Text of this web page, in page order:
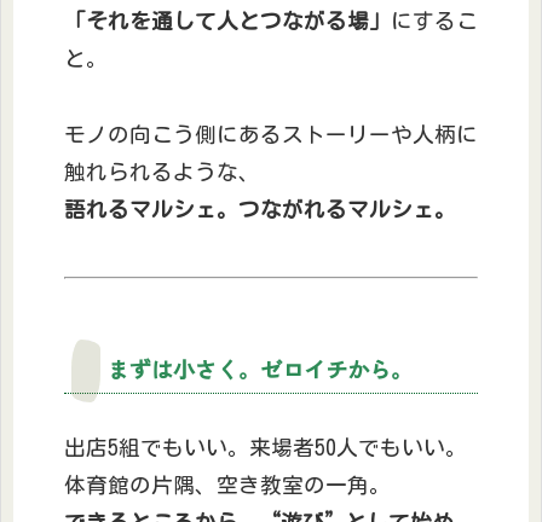
「それを通して人とつながる場」
にするこ
と。
モノの向こう側にあるストーリーや人柄に
触れられるような、
語れるマルシェ。つながれるマルシェ。
まずは小さく。ゼロイチから。
出店5組でもいい。来場者50人でもいい。
体育館の片隅、空き教室の一角。